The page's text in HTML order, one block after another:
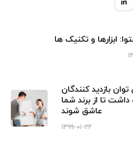
ابزارها و تکنیک ها
بازدید کنندگان
تا از برند شما
عاشق شوند
۱۳۹۹-۰۱-۲۲